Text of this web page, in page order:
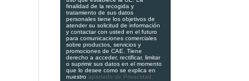
finalidad de la recogida y
tratamiento de sus datos
personales tiene los objetivos de
atender su solicitud de información
y contactar con usted en el futuro
para comunicaciones comerciales
sobre productos, servicios y
promociones de CAE. Tiene
derecho a acceder, rectificar, limitar
o suprimir sus datos en el momento
que lo desee como se explica en
nuestro apartado de Privacidad.